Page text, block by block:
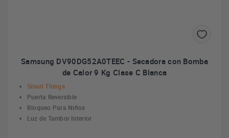
Samsung DV90DG52A0TEEC - Secadora con Bomba
de Calor 9 Kg Clase C Blanca
Smart Things
Puerta Reversible
Bloqueo Para Niños
Luz de Tambor Interior